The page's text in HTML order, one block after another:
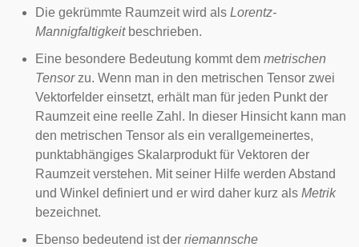
Die gekrümmte Raumzeit wird als Lorentz-
Mannigfaltigkeitbeschrieben.
Eine besondere Bedeutung kommt dem metrischen
Tensorzu. Wenn man in den metrischen Tensor zwei
Vektorfelder einsetzt, erhält man für jeden Punkt der
Raumzeit eine reelle Zahl. In dieser Hinsicht kann man
den metrischen Tensor als ein verallgemeinertes,
punktabhängiges Skalarproduktfür Vektoren der
Raumzeit verstehen. Mit seiner Hilfe werden Abstand
und Winkel definiert und er wird daher kurz als Metrik
bezeichnet.
Ebenso bedeutend ist der riemannsche